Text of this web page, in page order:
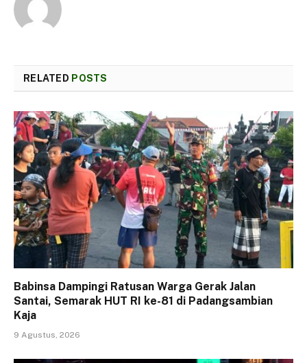
RELATED POSTS
Babinsa Dampingi Ratusan Warga Gerak Jalan
Santai, Semarak HUT RI ke-81 di Padangsambian
Kaja
9 Agustus, 2026